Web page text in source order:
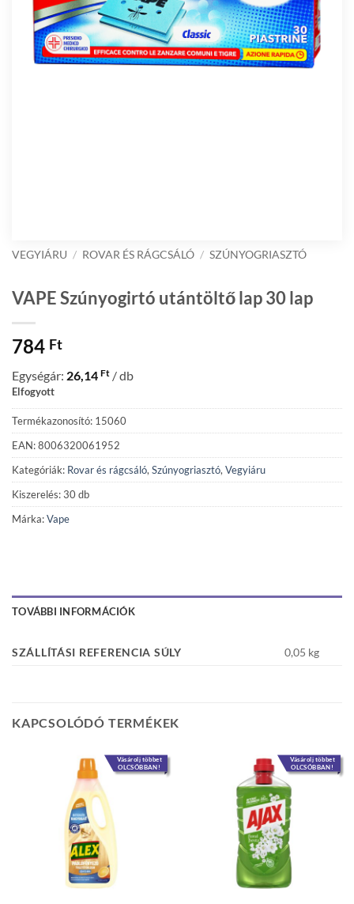
VEGYIÁRU / ROVAR ÉS RÁGCSÁLÓ / SZÚNYOGRIASZTÓ
VAPE Szúnyogirtó utántöltő lap 30 lap
784 Ft
Egységár: 26,14 Ft / db
Elfogyott
Termékazonosító: 15060
EAN: 8006320061952
Kategóriák: Rovar és rágcsáló, Szúnyogriasztó, Vegyiáru
Kiszerelés: 30 db
Márka:Vape
TOVÁBBI INFORMÁCIÓK
SZÁLLÍTÁSI REFERENCIA SÚLY 0,05 kg
KAPCSOLÓDÓ TERMÉKEK
Vásárolj többet
OLCSÓBBAN!
Vásárolj többet
OLCSÓBBAN!